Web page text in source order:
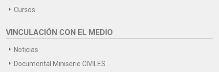
Cursos
VINCULACIÓN CON EL MEDIO
Noticias
Documental Miniserie CIVILES